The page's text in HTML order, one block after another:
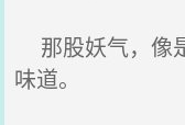
那股妖气，像
味道。